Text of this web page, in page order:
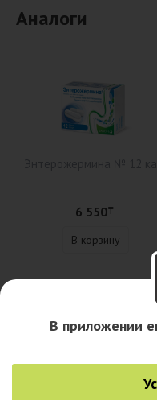
Аналоги
6 550₸
В корзину
В приложении